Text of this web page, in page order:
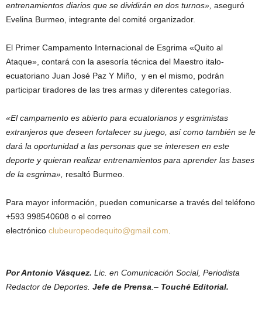
entrenamientos diarios que se dividirán en dos turnos», aseguró
Evelina Burmeo, integrante del comité organizador.
El Primer Campamento Internacional de Esgrima «Quito al
Ataque», contará con la asesoría técnica del Maestro italo-
ecuatoriano Juan José Paz Y Miño, y en el mismo, podrán
participar tiradores de las tres armas y diferentes categorías.
«El campamento es abierto para ecuatorianos y esgrimistas
extranjeros que deseen fortalecer su juego, así como también se le
dará la oportunidad a las personas que se interesen en este
deporte y quieran realizar entrenamientos para aprender las bases
de la esgrima», resaltó Burmeo.
Para mayor información, pueden comunicarse a través del teléfono
+593 998540608 o el correo
electrónico clubeuropeodequito@gmail.com
Por Antonio Vásquez. Lic. en Comunicación Social, Periodista
Redactor de Deportes. Jefe de Prensa .– Touché Editorial.